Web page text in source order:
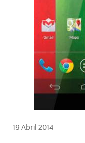
19 Abril 2014